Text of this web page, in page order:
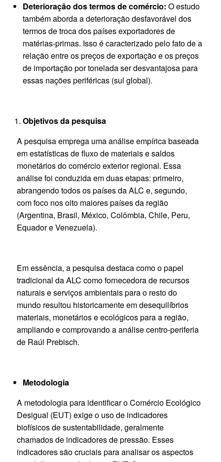
Deterioração dos termos de comércio: O estudo
também aborda a deterioração desfavorável dos
termos de troca dos países exportadores de
matérias-primas. Isso é caracterizado pelo fato de a
relação entre os preços de exportação e os preços
de importação por tonelada ser desvantajosa para
essas nações periféricas (sul global).
Objetivos da pesquisa
A pesquisa emprega uma análise empírica baseada
em estatísticas de fluxo de materiais e saldos
monetários do comércio exterior regional. Essa
análise foi conduzida em duas etapas: primeiro,
abrangendo todos os países da ALC e, segundo,
com foco nos oito maiores países da região
(Argentina, Brasil, México, Colômbia, Chile, Peru,
Equador e Venezuela).
Em essência, a pesquisa destaca como o papel
tradicional da ALC como fornecedora de recursos
naturais e serviços ambientais para o resto do
mundo resultou historicamente em desequilíbrios
materiais, monetários e ecológicos para a região,
ampliando e comprovando a análise centro-periferia
de Raúl Prebisch.
Metodologia
A metodologia para identificar o Comércio Ecológico
Desigual (EUT) exige o uso de indicadores
biofísicos de sustentabilidade, geralmente
chamados de indicadores de pressão. Esses
indicadores são cruciais para analisar os aspectos